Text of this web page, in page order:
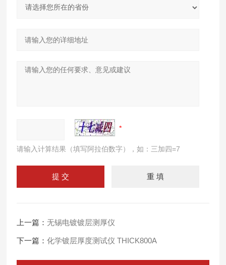
请输入计算结果（填写阿拉伯数字），如：三加四=7
上一篇：无锡电镀镀层测厚仪
下一篇：化学镀层厚度测试仪 THICK800A